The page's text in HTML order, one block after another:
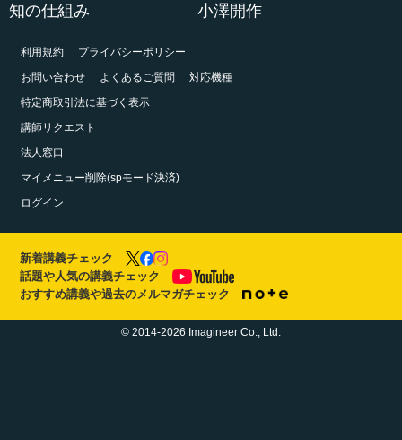
知の仕組み
小澤開作
利用規約
プライバシーポリシー
お問い合わせ
よくあるご質問
対応機種
特定商取引法に基づく表示
講師リクエスト
法人窓口
マイメニュー削除(spモード決済)
ログイン
新着講義チェック
話題や人気の講義チェック
おすすめ講義や過去のメルマガチェック
© 2014-2026 Imagineer Co., Ltd.